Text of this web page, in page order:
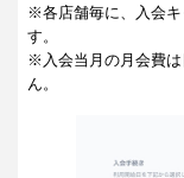
※各店舗毎に、入会キ
す。
※入会当月の月会費
ん。